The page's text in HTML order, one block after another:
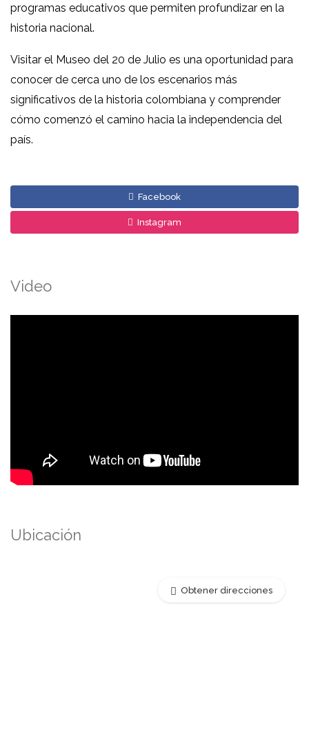
programas educativos que permiten profundizar en la
historia nacional.
Visitar el Museo del 20 de Julio es una oportunidad para
conocer de cerca uno de los escenarios más
significativos de la historia colombiana y comprender
cómo comenzó el camino hacia la independencia del
país.
Facebook
Instagram
Video
Ubicación
Obtener direcciones